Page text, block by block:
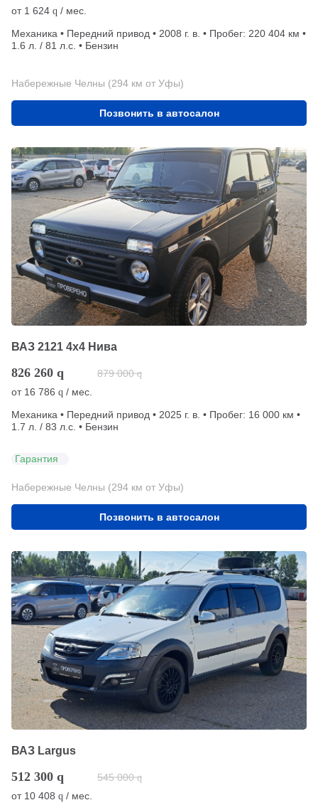
от 1 624 q / мес.
Механика • Передний привод • 2008 г. в. • Пробег: 220 404 км •
1.6 л. / 81 л.с. • Бензин
Набережные Челны (294 км от Уфы)
Позвонить в автосалон
ВАЗ 2121 4x4 Нива
826 260 q 879 000 q
от 16 786 q / мес.
Механика • Передний привод • 2025 г. в. • Пробег: 16 000 км •
1.7 л. / 83 л.с. • Бензин
Гарантия
Набережные Челны (294 км от Уфы)
Позвонить в автосалон
ВАЗ Largus
512 300 q 545 000 q
от 10 408 q / мес.